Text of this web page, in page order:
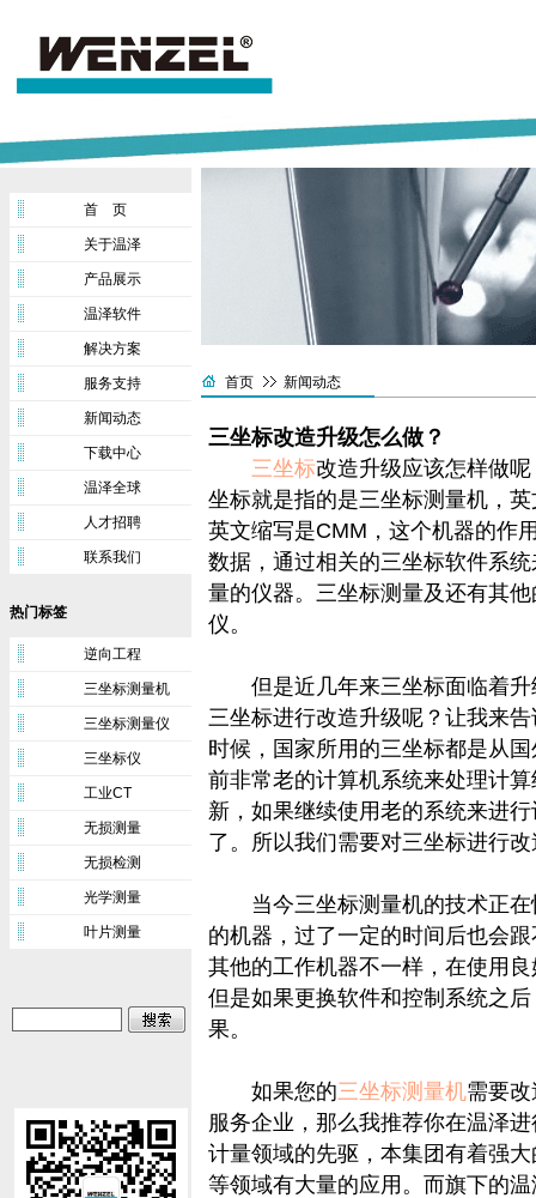
首 页
关于温泽
产品展示
温泽软件
解决方案
服务支持
新闻动态
下载中心
温泽全球
人才招聘
联系我们
热门标签
逆向工程
三坐标测量机
三坐标测量仪
三坐标仪
工业CT
无损测量
无损检测
光学测量
叶片测量
首页 新闻动态
三坐标改造升级怎么做？
三坐标改造升级应该怎样做
坐标就是指的是三坐标测量机，
英文缩写是CMM，这个机器的作
数据，通过相关的三坐标软件系
量的仪器。三坐标测量及还有其
仪。
但是近几年来三坐标面临着升
三坐标进行改造升级呢？让我来
时候，国家所用的三坐标都是从
前非常老的计算机系统来处理计
新，如果继续使用老的系统来进
了。所以我们需要对三坐标进行
当今三坐标测量机的技术正在
的机器，过了一定的时间后也会
其他的工作机器不一样，在使用
但是如果更换软件和控制系统之
果。
如果您的三坐标测量机需要
服务企业，那么我推荐你在温泽
计量领域的先驱，本集团有着强
等领域有大量的应用。而旗下的